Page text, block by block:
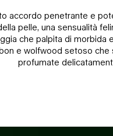
accordo penetrante e
pelle, una sensualità
che palpita di morbida
e wolfwood setoso che
profumate